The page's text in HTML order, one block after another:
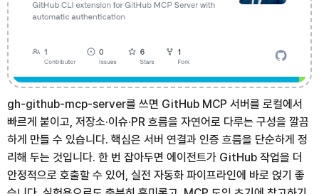
gh-github-mcp-server를 쓰면 GitHub MCP 서버를 로컬에서
빠르게 붙이고, 저장소·이슈·PR 흐름을 자연어로 다루는 구성을 깔끔
하게 만들 수 있습니다. 핵심은 서버 연결과 인증 흐름을 단순하게 정
리해 두는 것입니다. 한 번 잡아두면 에이전트가 GitHub 작업을 더
안정적으로 호출할 수 있어, 실전 자동화 파이프라인에 바로 얹기 좋